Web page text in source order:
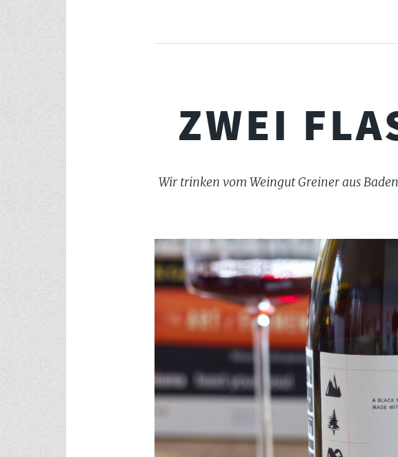
ZWEI
Wir trinken vom Weingut Greiner aus